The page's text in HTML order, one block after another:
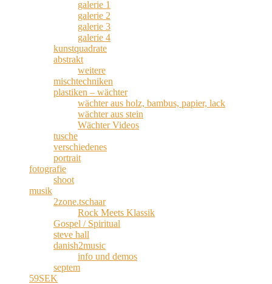
galerie 1
galerie 2
galerie 3
galerie 4
kunstquadrate
abstrakt
weitere
mischtechniken
plastiken – wächter
wächter aus holz, bambus, papier, lack
wächter aus stein
Wächter Videos
tusche
verschiedenes
portrait
fotografie
shoot
musik
2zone.tschaar
Rock Meets Klassik
Gospel / Spiritual
steve hall
danish2music
info und demos
septem
59SEK